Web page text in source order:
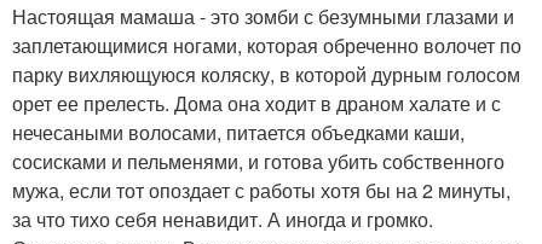
Настоящая мамаша - это зомби с безумными глазами и
заплетающимися ногами, которая обреченно волочет по
парку вихляющуюся коляску, в которой дурным голосом
орет ее прелесть. Дома она ходит в драном халате и с
нечесаными волосами, питается объедками каши,
сосисками и пельменями, и готова убить собственного
мужа, если тот опоздает с работы хотя бы на 2 минуты,
за что тихо себя ненавидит. А иногда и громко.